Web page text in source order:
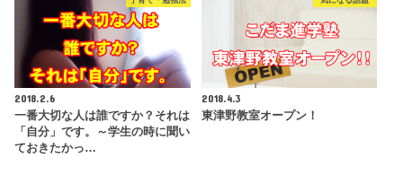
2018.2.6
一番大切な人は誰ですか？それは
「自分」です。～学生の時に聞い
ておきたかっ…
2018.4.3
東津野教室オープン！